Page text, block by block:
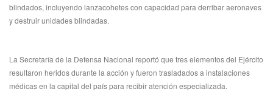
blindados, incluyendo lanzacohetes con capacidad para derribar aeronaves
y destruir unidades blindadas.
La Secretaría de la Defensa Nacional reportó que tres elementos del Ejército
resultaron heridos durante la acción y fueron trasladados a instalaciones
médicas en la capital del país para recibir atención especializada.